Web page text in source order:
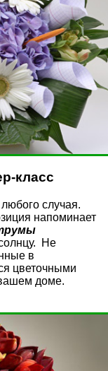
класс
случая.
напоминает
Не
в
цветочными
доме.